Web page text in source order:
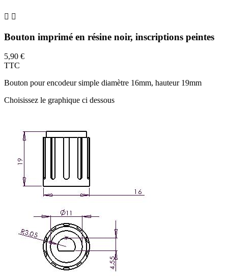
 
Bouton imprimé en résine noir, inscriptions peintes
5,90 €
TTC
Bouton pour encodeur simple diamètre 16mm, hauteur 19mm
Choisissez le graphique ci dessous